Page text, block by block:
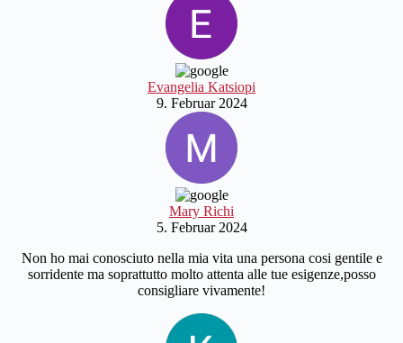
Evangelia Katsiopi
9. Februar 2024
Mary Richi
5. Februar 2024
Non ho mai conosciuto nella mia vita una persona cosi gentile e
sorridente ma soprattutto molto attenta alle tue esigenze,posso
consigliare vivamente!